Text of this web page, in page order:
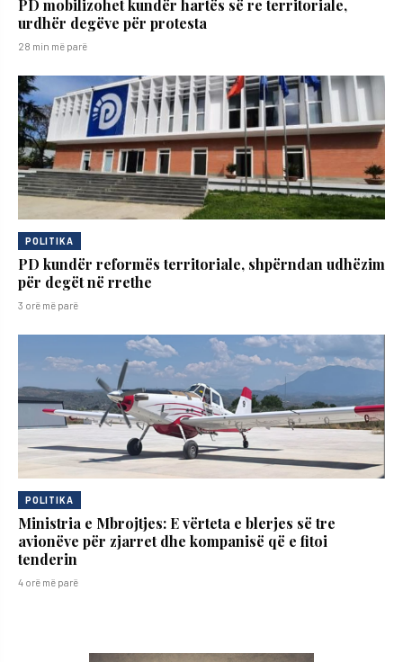
PD mobilizohet kundër hartës së re territoriale,
urdhër degëve për protesta
28 min më parë
POLITIKA
PD kundër reformës territoriale, shpërndan udhëzim
për degët në rrethe
3 orë më parë
POLITIKA
Ministria e Mbrojtjes: E vërteta e blerjes së tre
avionëve për zjarret dhe kompanisë që e fitoi
tenderin
4 orë më parë